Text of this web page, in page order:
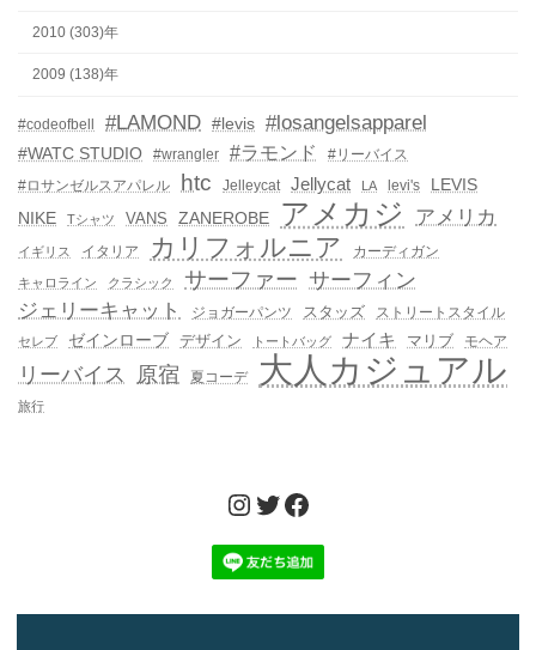
2010 (303)年
2009 (138)年
#codeofbell #LAMOND #levis #losangelsapparel
#WATC STUDIO #wrangler #ラモンド
#リーバイス
#ロサンゼルスアパレル
htc Jelleycat Jellycat LA levi's
LEVIS
NIKE
Tシャツ VANS ZANEROBE アメカジ アメリカ
イギリス イタリア カリフォルニア カーディガン
キャロライン クラシック サーファー サーフィン
ジェリーキャット
ジョガーパンツ スタッズ ストリートスタイル
セレブ ゼインローブ デザイン トートバッグ ナイキ マリブ モヘア
リーバイス 原宿 夏コーデ 大人カジュアル
旅行
Instagram
Twitter
Facebook